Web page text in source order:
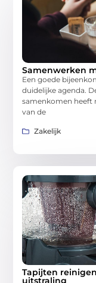
Samenwerken
Een goede
duidelijke agenda.
samenkomen heeft
van de
Zakelijk
Tapijten
uitstraling